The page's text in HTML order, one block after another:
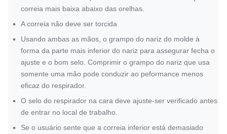
correia mais baixa abaixo das orelhas.
A correia não deve ser torcida
Usando ambas as mãos, o grampo do nariz do molde à
forma da parte mais inferior do nariz para assegurar fecha o
ajuste e o bom selo. Comprimir o grampo do nariz que usa
somente uma mão pode conduzir ao peformance menos
eficaz do respirador.
O selo do respirador na cara deve ajuste-ser verificado antes
de entrar no local de trabalho.
Se o usuário sente que a correia inferior está demasiado